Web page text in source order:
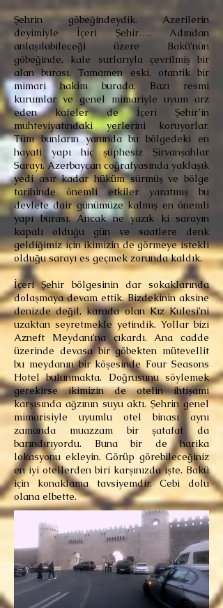
Şehrin göbeğindeydik. Azerilerin
deyimiyle İçeri Şehir…. Adından
anlaşılabileceği üzere Bakü’nün
göbeğinde, kale surlarıyla çevrilmiş bir
alan burası. Tamamen eski, otantik bir
mimari hakim burada. Bazı resmi
kurumlar ve genel mimariyle uyum arz
eden kafeler de İçeri Şehir’in
muhteviyatındaki yerlerini koruyorlar.
Tüm bunların yanında bu bölgedeki en
hayati yapı hiç şüphesiz Şirvanşahlar
Sarayı. Azerbaycan coğrafyasında yaklaşık
yedi asır kadar hüküm sürmüş ve bölge
tarihinde önemli etkiler yaratmış bu
devlete dair günümüze kalmış en önemli
yapı burası. Ancak ne yazık ki sarayın
kapalı olduğu gün ve saatlere denk
geldiğimiz için ikimizin de görmeye istekli
olduğu sarayı es geçmek zorunda kaldık.
İçeri Şehir bölgesinin dar sokaklarında
dolaşmaya devam ettik. Bizdekinin aksine
denizde değil, karada olan Kız Kulesi’ni
uzaktan seyretmekle yetindik. Yollar bizi
Azneft Meydanı’na çıkardı. Ana cadde
üzerinde devasa bir göbekten mütevellit
bu meydanın bir köşesinde Four Seasons
Hotel bulunmakta. Doğrusunu söylemek
gerekirse ikimizin de otelin ihtişamı
karşısında ağzının suyu aktı. Şehrin genel
mimarisiyle uyumlu otel binası aynı
zamanda muazzam bir şatafat da
barındırıyordu. Buna bir de harika
lokasyonu ekleyin. Görüp görebileceğiniz
en iyi otellerden biri karşınızda işte. Bakü
için konaklama tavsiyemdir. Cebi dolu
olana elbette.